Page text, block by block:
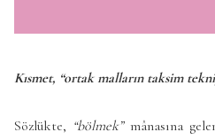
Kısmet, “ortak malların taksim
Sözlükte, “bölmek”mânasına